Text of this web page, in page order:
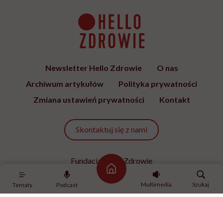
Tematy Podcast
Strona główna
Multimedia
Szukaj
Newsletter Hello Zdrowie
O nas
Archiwum artykułów
Polityka prywatności
Zmiana ustawień prywatności
Kontakt
Skontaktuj się z nami
Fundacja Hello Zdrowie
ul. Poleczki 35
02-822 Warszawa
NIP 9512613236